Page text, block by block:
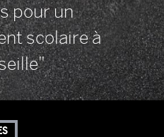
pour un
scolaire à